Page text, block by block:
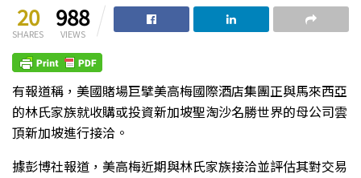
20
SHARES
988
VIEWS
有報道稱，美國賭場巨擘美高梅國際酒店集團正與馬來西亞
的林氏家族就收購或投資新加坡聖淘沙名勝世界的母公司雲
頂新加坡進行接洽。
據彭博社報道，美高梅近期與林氏家族接洽並評估其對交易